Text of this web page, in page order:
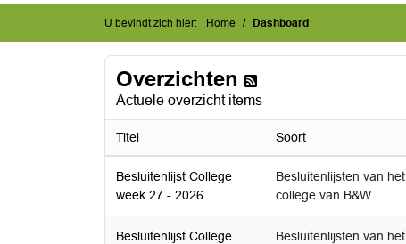
U bevindt zich hier: Home Dashboard
Overzichten
Actuele overzicht items
Titel Soort
Besluitenlijst College
week 27 - 2026
Besluitenlijsten van het
college van B&W
Besluitenlijst College
Besluitenlijsten van het